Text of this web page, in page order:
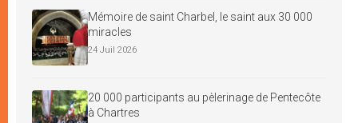
Mémoire de saint Charbel, le saint aux 30 000
miracles
24 Juil 2026
20 000 participants au pèlerinage de Pentecôte
à Chartres